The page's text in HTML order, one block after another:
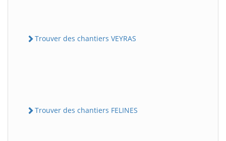
Trouver des chantiers VEYRAS
Trouver des chantiers FELINES